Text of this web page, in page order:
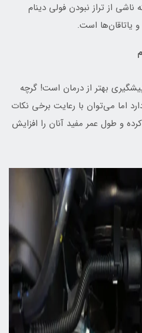
از تراز نبودن فولی دینام
یاتاقان‌‌ها است.
بهتر از درمان است! گرچه
اما می‌توان با رعایت برخی نکات
و طول عمر مفید آنان را افزایش